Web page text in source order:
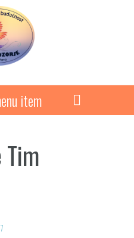
item
Tim